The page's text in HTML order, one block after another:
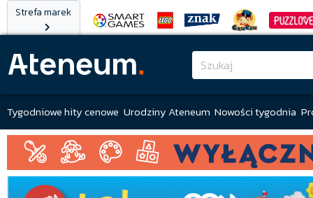
Strefa marek
Tygodniowe hity cenowe Urodziny Ateneum Nowości tygodnia